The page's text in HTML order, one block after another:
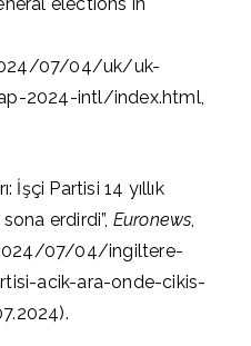
07/04/uk/uk-
2024-intl/index.html,
İşçi Partisi 14 yıllık
erdirdi”, Euronews,
07/04/ingiltere-
acik-ara-onde-cikis-